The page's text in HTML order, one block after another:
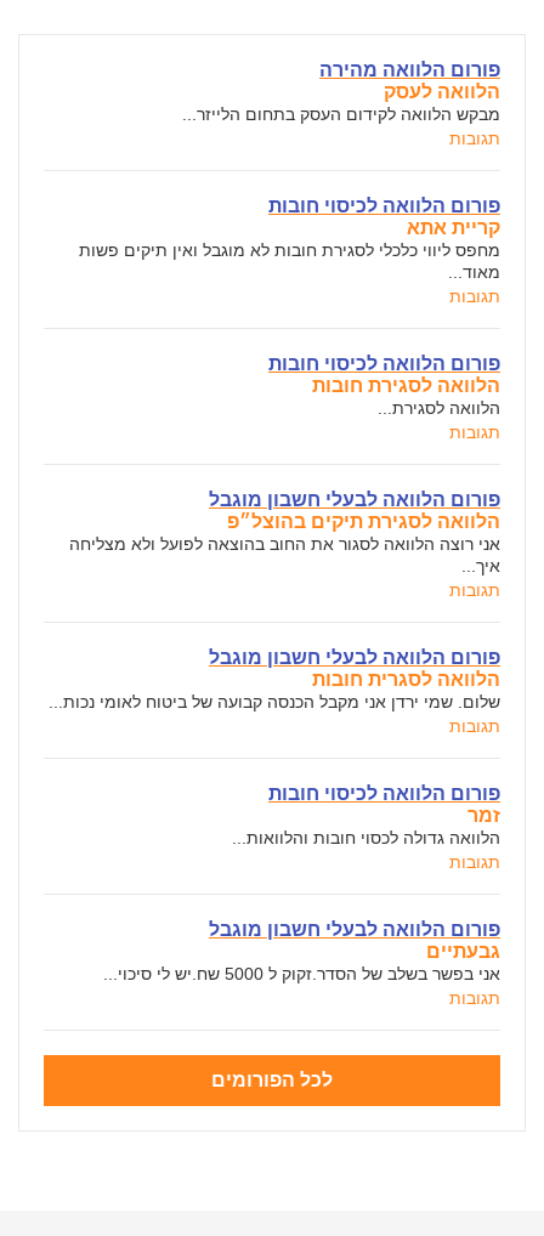
פורום הלוואה מהירה
הלוואה לעסק
מבקש הלוואה לקידום העסק בתחום הלייזר...
תגובות
פורום הלוואה לכיסוי חובות
קריית אתא
מחפס ליווי כלכלי לסגירת חובות לא מוגבל ואין תיקים פשות
מאוד...
תגובות
פורום הלוואה לכיסוי חובות
הלוואה לסגירת חובות
הלוואה לסגירת...
תגובות
פורום הלוואה לבעלי חשבון מוגבל
הלוואה לסגירת תיקים בהוצל״פ
אני רוצה הלוואה לסגור את החוב בהוצאה לפועל ולא מצליחה
איך...
תגובות
פורום הלוואה לבעלי חשבון מוגבל
הלוואה לסגרית חובות
שלום. שמי ירדן אני מקבל הכנסה קבועה של ביטוח לאומי נכות...
תגובות
פורום הלוואה לכיסוי חובות
זמר
הלוואה גדולה לכסוי חובות והלוואות...
תגובות
פורום הלוואה לבעלי חשבון מוגבל
גבעתיים
אני בפשר בשלב של הסדר.זקוק ל 5000 שח.יש לי סיכוי...
תגובות
לכל הפורומים